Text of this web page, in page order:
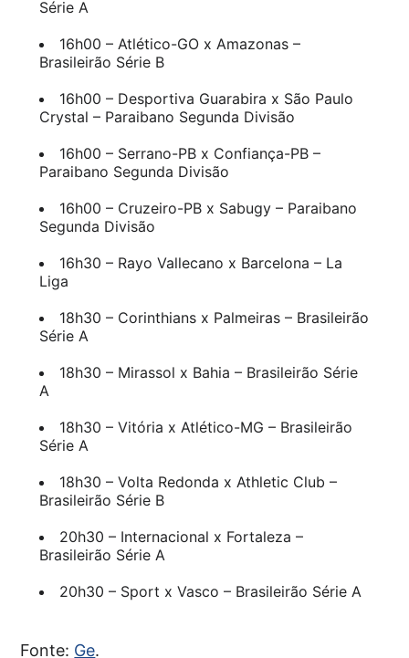
Série A
16h00 – Atlético-GO x Amazonas –
Brasileirão Série B
16h00 – Desportiva Guarabira x São Paulo
Crystal – Paraibano Segunda Divisão
16h00 – Serrano-PB x Confiança-PB –
Paraibano Segunda Divisão
16h00 – Cruzeiro-PB x Sabugy – Paraibano
Segunda Divisão
16h30 – Rayo Vallecano x Barcelona – La
Liga
18h30 – Corinthians x Palmeiras – Brasileirão
Série A
18h30 – Mirassol x Bahia – Brasileirão Série
A
18h30 – Vitória x Atlético-MG – Brasileirão
Série A
18h30 – Volta Redonda x Athletic Club –
Brasileirão Série B
20h30 – Internacional x Fortaleza –
Brasileirão Série A
20h30 – Sport x Vasco – Brasileirão Série A
Fonte: Ge.